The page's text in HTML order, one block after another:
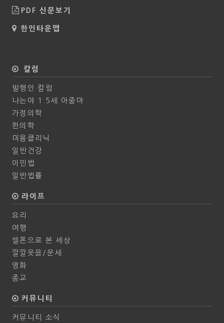
PDF 신문보기
한인타운맵
칼럼
발행인 칼럼
나는야 1.5세 아줌마
가정의학
한의학
미용클리닉
일반건강
이민법
일반법률
라이프
요리
여행
셀폰으로 본 세상
깔깔웃음/운세
영화
종교
커뮤니티
커뮤니티 소식